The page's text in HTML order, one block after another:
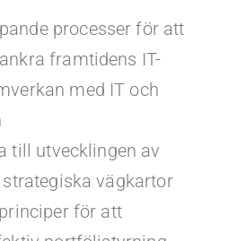
processer för att
framtidens IT-
med IT och
till utvecklingen av
vägkartor
för att